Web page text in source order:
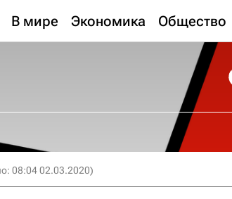
В мире Экономика Общество
08:04 02.03.2020)